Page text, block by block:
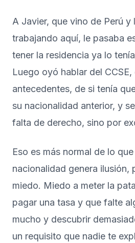
A Javier, que vino de Perú y
trabajando aquí, le pasaba
tener la residencia ya lo
Luego oyó hablar del
antecedentes, de si tenía
su nacionalidad anterior, y
falta de derecho, sino por
Eso es más normal de lo
nacionalidad genera ilusión,
miedo. Miedo a meter la
pagar una tasa y que falte
mucho y descubrir
un requisito que nadie te